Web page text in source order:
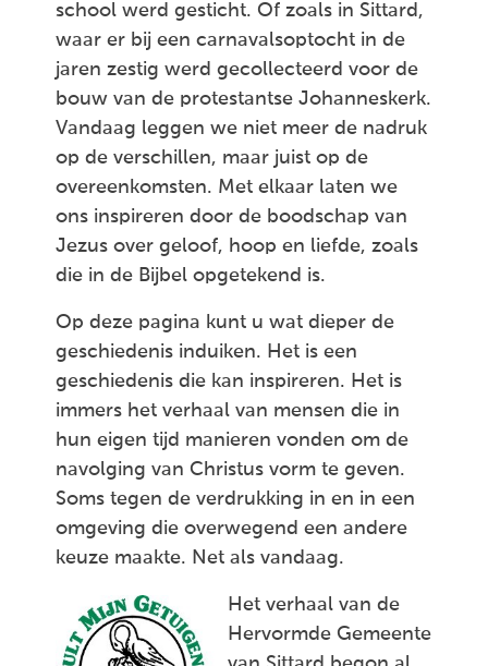
school werd gesticht. Of zoals in Sittard,
waar er bij een carnavalsoptocht in de
jaren zestig werd gecollecteerd voor de
bouw van de protestantse Johanneskerk.
Vandaag leggen we niet meer de nadruk
op de verschillen, maar juist op de
overeenkomsten. Met elkaar laten we
ons inspireren door de boodschap van
Jezus over geloof, hoop en liefde, zoals
die in de Bijbel opgetekend is.
Op deze pagina kunt u wat dieper de
geschiedenis induiken. Het is een
geschiedenis die kan inspireren. Het is
immers het verhaal van mensen die in
hun eigen tijd manieren vonden om de
navolging van Christus vorm te geven.
Soms tegen de verdrukking in en in een
omgeving die overwegend een andere
keuze maakte. Net als vandaag.
Het verhaal van de
Hervormde Gemeente